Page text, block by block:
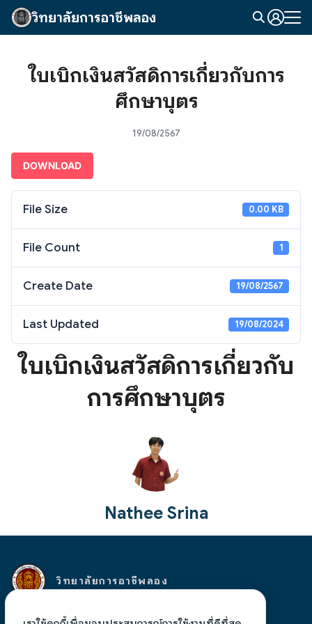
Skip
วิทยาลัยการอาชีพลอง
ใบเบิกเงินสวัสดิการเกี่ยวกับการ
ศึกษาบุตร
19/08/2567
DOWNLOAD
File Size 0.00 KB
File Count 1
Create Date 19/08/2567
Last Updated 19/08/2024
ใบเบิกเงินสวัสดิการเกี่ยวกับ
การศึกษาบุตร
Nathee Srina
วิทยาลัยการอาชีพลอง
เลขที่ 94 หมู่ 10 ตำบลห้วยอ้อ อำเภอลอง จังหวัดแพร่